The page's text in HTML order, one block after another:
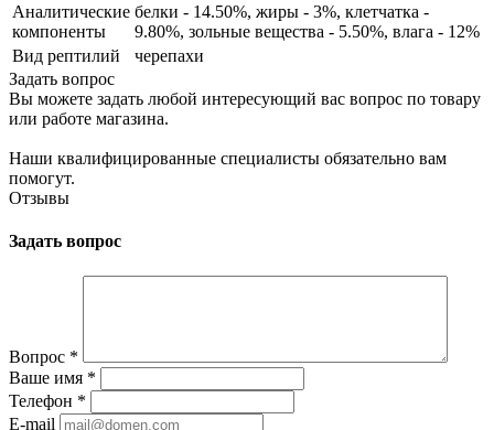
Аналитические
компоненты
белки - 14.50%, жиры - 3%, клетчатка -
9.80%, зольные вещества - 5.50%, влага - 12%
Вид рептилий
черепахи
Задать вопрос
Вы можете задать любой интересующий вас вопрос по товару
или работе магазина.
Наши квалифицированные специалисты обязательно вам
помогут.
Отзывы
Задать вопрос
Вопрос *
Ваше имя *
Телефон *
E-mail